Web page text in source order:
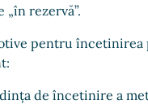
rezervă”.
pentru încetinirea
de încetinire a